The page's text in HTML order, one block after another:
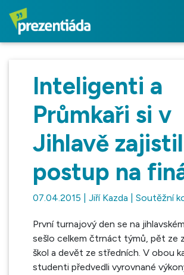
Inteligenti a
Průmkaři si v
Jihlavě
postup na
07.04.2015 | Jiří Kazda | Soutěžní
První turnajový den se na
sešlo celkem čtrnáct týmů, pět ze
škol a devět ze středních. V obou
studenti předvedli vyrovnané